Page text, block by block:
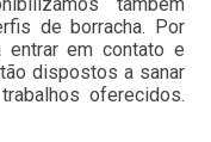
também
de borracha. Por
entrar em contato e
dispostos a sanar
oferecidos.